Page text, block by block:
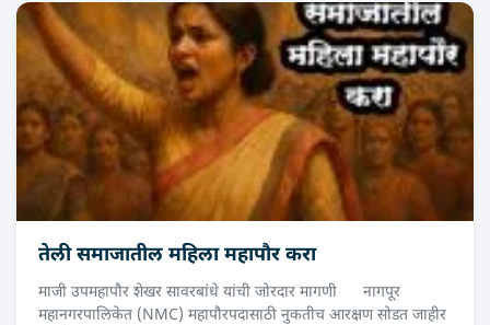
तेली समाजातील महिला महापौर करा
माजी उपमहापौर शेखर सावरबांधे यांची जोरदार मागणी नागपूर
महानगरपालिकेत (NMC) महापौरपदासाठी नुकतीच आरक्षण सोडत जाहीर